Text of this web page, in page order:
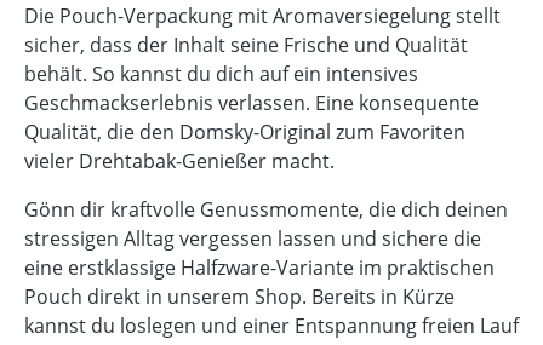
Die Pouch-Verpackung mit Aromaversiegelung stellt
sicher, dass der Inhalt seine Frische und Qualität
behält. So kannst du dich auf ein intensives
Geschmackserlebnis verlassen. Eine konsequente
Qualität, die den Domsky-Original zum Favoriten
vieler Drehtabak-Genießer macht.
Gönn dir kraftvolle Genussmomente, die dich deinen
stressigen Alltag vergessen lassen und sichere die
eine erstklassige Halfzware-Variante im praktischen
Pouch direkt in unserem Shop. Bereits in Kürze
kannst du loslegen und einer Entspannung freien Lauf